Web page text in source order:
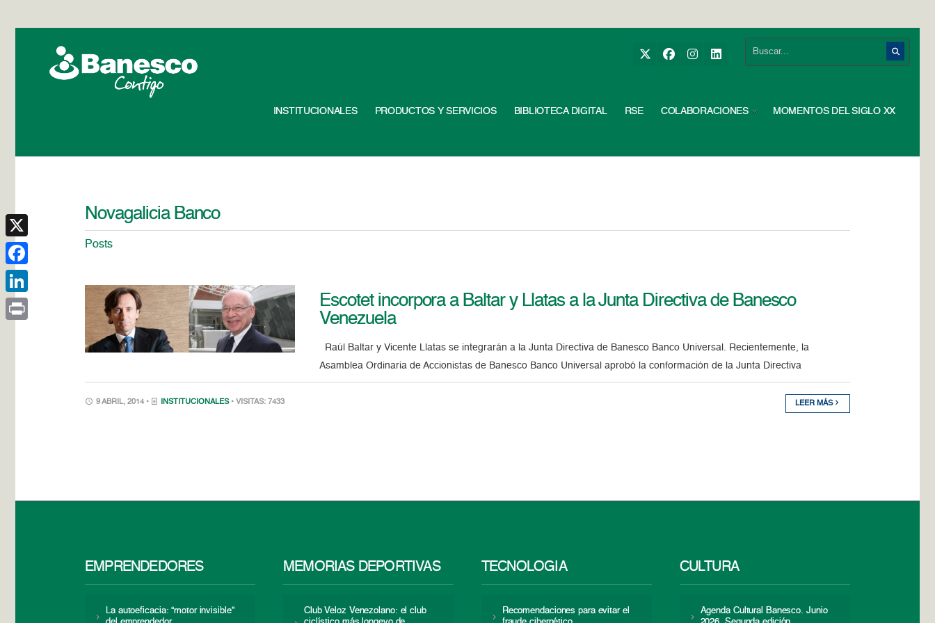
INSTITUCIONALES PRODUCTOS Y SERVICIOS BIBLIOTECA DIGITAL RSE COLABORACIONES MOMENTOS DEL SIGLO XX
Novagalicia Banco
Posts
Escotet incorpora a Baltar y Llatas a la Junta Directiva de Banesco
Venezuela
Raúl Baltar y Vicente Llatas se integrarán a la Junta Directiva de Banesco Banco Universal. Recientemente, la
Asamblea Ordinaria de Accionistas de Banesco Banco Universal aprobó la conformación de la Junta Directiva
9 ABRIL, 2014 • INSTITUCIONALES • VISITAS: 7433 LEER MÁS
EMPRENDEDORES
La autoeficacia: “motor invisible”
MEMORIAS DEPORTIVAS
Club Veloz Venezolano: el club
TECNOLOGÍA
Recomendaciones para evitar el
CULTURA
Agenda Cultural Banesco. Junio
X
Facebook
LinkedIn